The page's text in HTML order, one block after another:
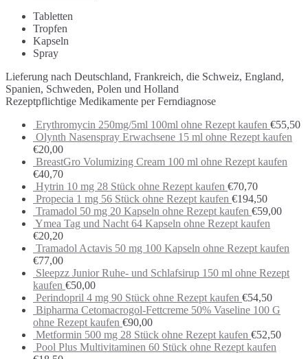
Tabletten
Tropfen
Kapseln
Spray
Lieferung nach Deutschland, Frankreich, die Schweiz, England,
Spanien, Schweden, Polen und Holland
Rezeptpflichtige Medikamente per Ferndiagnose
Erythromycin 250mg/5ml 100ml ohne Rezept kaufen €55,50
Olynth Nasenspray Erwachsene 15 ml ohne Rezept kaufen
€20,00
BreastGro Volumizing Cream 100 ml ohne Rezept kaufen
€40,70
Hytrin 10 mg 28 Stück ohne Rezept kaufen €70,70
Propecia 1 mg 56 Stück ohne Rezept kaufen €194,50
Tramadol 50 mg 20 Kapseln ohne Rezept kaufen €59,00
Ymea Tag und Nacht 64 Kapseln ohne Rezept kaufen
€20,20
Tramadol Actavis 50 mg 100 Kapseln ohne Rezept kaufen
€77,00
Sleepzz Junior Ruhe- und Schlafsirup 150 ml ohne Rezept
kaufen €50,00
Perindopril 4 mg 90 Stück ohne Rezept kaufen €54,50
Bipharma Cetomacrogol-Fettcreme 50% Vaseline 100 G
ohne Rezept kaufen €90,00
Metformin 500 mg 28 Stück ohne Rezept kaufen €52,50
Pool Plus Multivitaminen 60 Stück ohne Rezept kaufen